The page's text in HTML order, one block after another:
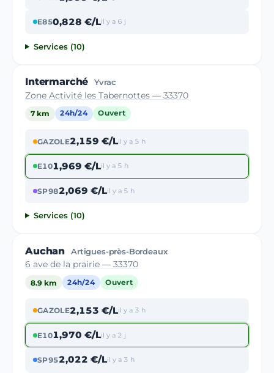
E850,828 €/Lil y a 6 j
Services (10)
Intermarché Yvrac
Zone Activité les Tabernottes — 33370
7 km 24h/24 Ouvert
GAZOLE2,159 €/Lil y a 5 h
E101,969 €/Lil y a 5 h
SP982,069 €/Lil y a 5 h
Services (10)
Auchan Artigues-près-Bordeaux
6 ave de la prairie — 33370
8.9 km 24h/24 Ouvert
GAZOLE2,153 €/Lil y a 3 h
E101,970 €/Lil y a 2 j
SP952,022 €/Lil y a 3 h